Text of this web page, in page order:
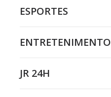
ESPORTES
ENTRETENIMENTO
JR 24H